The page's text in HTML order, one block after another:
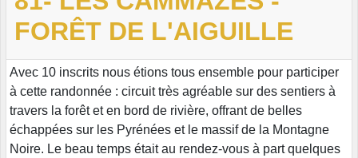
FORÊT DE L'AIGUILLE
Avec 10 inscrits nous étions tous ensemble pour participer
à cette randonnée : circuit très agréable sur des sentiers à
travers la forêt et en bord de rivière, offrant de belles
échappées sur les Pyrénées et le massif de la Montagne
Noire. Le beau temps était au rendez-vous à part quelques